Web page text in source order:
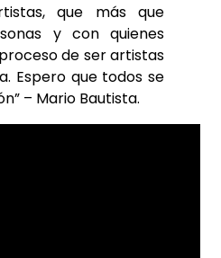
que más que
y con quienes
de ser artistas
Espero que todos se
– Mario Bautista.